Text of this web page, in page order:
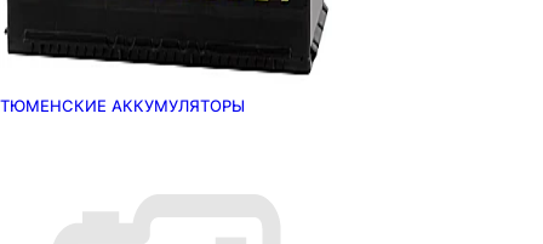
ТЮМЕНСКИЕ АККУМУЛЯТОРЫ